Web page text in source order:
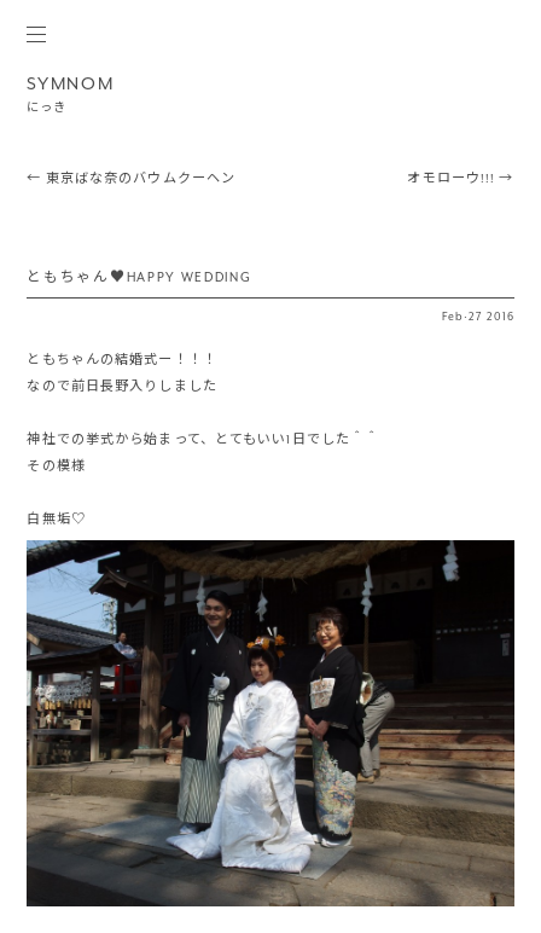
SYMNOM
にっき
Post navigation
← 東京ばな奈のバウムクーヘン オモローウ!!!→
ともちゃん♥HAPPY WEDDING
Feb ·27 2016
ともちゃんの結婚式ー！！！
なので前日長野入りしました
神社での挙式から始まって、とてもいい1日でした＾＾
その模様
白無垢♡